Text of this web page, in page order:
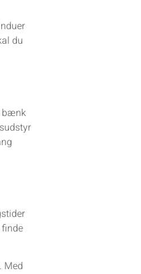
du
bænk
Med